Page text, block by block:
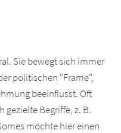
Sie bewegt sich immer
politischen "Frame",
beeinflusst. Oft
gezielte Begriffe, z. B.
möchte hier einen